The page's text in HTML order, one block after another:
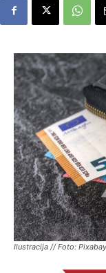
Ilustracija // Foto: Pixabay